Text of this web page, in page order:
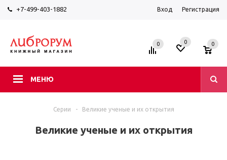
+7-499-403-1882 Вход Регистрация
МЕНЮ
0 0 0
Серии - Великие ученые и их открытия
Великие ученые и их открытия